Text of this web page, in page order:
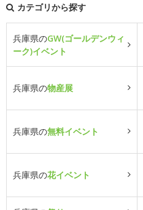
カテゴリから探す
兵庫県のGW(ゴールデンウィ
ーク)イベント
兵庫県の物産展
兵庫県の無料イベント
兵庫県の花イベント